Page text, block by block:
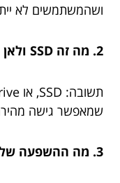
ושהמשתמשים לא
2. מה זה SSD ולאן הוא מגיע לנו?
שמאפשר גישה
3. מה ההשפעה של מהירות האתר על SEO?